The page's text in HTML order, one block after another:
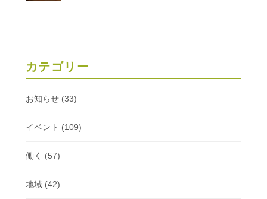
カテゴリー
お知らせ(33)
イベント (109)
働く (57)
地域(42)